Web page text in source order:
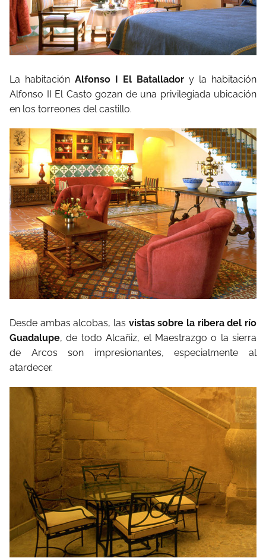
La habitación Alfonso I El Batallador y la habitación
Alfonso II El Casto gozan de una privilegiada ubicación
en los torreones del castillo.
Desde ambas alcobas, las vistas sobre la ribera del río
Guadalupe, de todo Alcañiz, el Maestrazgo o la sierra
de Arcos son impresionantes, especialmente al
atardecer.